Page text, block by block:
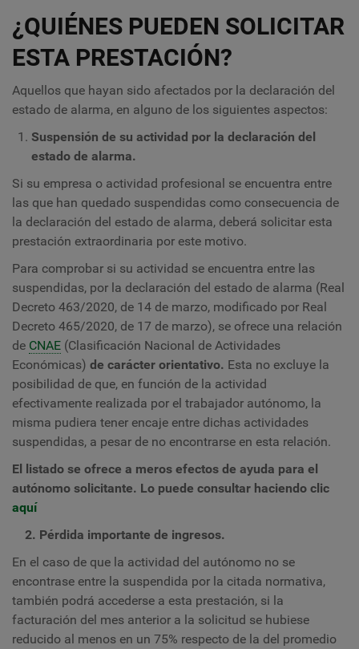
¿QUIÉNES PUEDEN SOLICITAR
ESTA PRESTACIÓN?
Aquellos que hayan sido afectados por la declaración del
estado de alarma, en alguno de los siguientes aspectos:
Suspensión de su actividad por la declaración del
estado de alarma.
Si su empresa o actividad profesional se encuentra entre
las que han quedado suspendidas como consecuencia de
la declaración del estado de alarma, deberá solicitar esta
prestación extraordinaria por este motivo.
Para comprobar si su actividad se encuentra entre las
suspendidas, por la declaración del estado de alarma (Real
Decreto 463/2020, de 14 de marzo, modificado por Real
Decreto 465/2020, de 17 de marzo), se ofrece una relación
de CNAE (Clasificación Nacional de Actividades
Económicas) de carácter orientativo. Esta no excluye la
posibilidad de que, en función de la actividad
efectivamente realizada por el trabajador autónomo, la
misma pudiera tener encaje entre dichas actividades
suspendidas, a pesar de no encontrarse en esta relación.
El listado se ofrece a meros efectos de ayuda para el
autónomo solicitante. Lo puede consultar haciendo clic
aquí
2. Pérdida importante de ingresos.
En el caso de que la actividad del autónomo no se
encontrase entre la suspendida por la citada normativa,
también podrá accederse a esta prestación, si la
facturación del mes anterior a la solicitud se hubiese
reducido al menos en un 75% respecto de la del promedio